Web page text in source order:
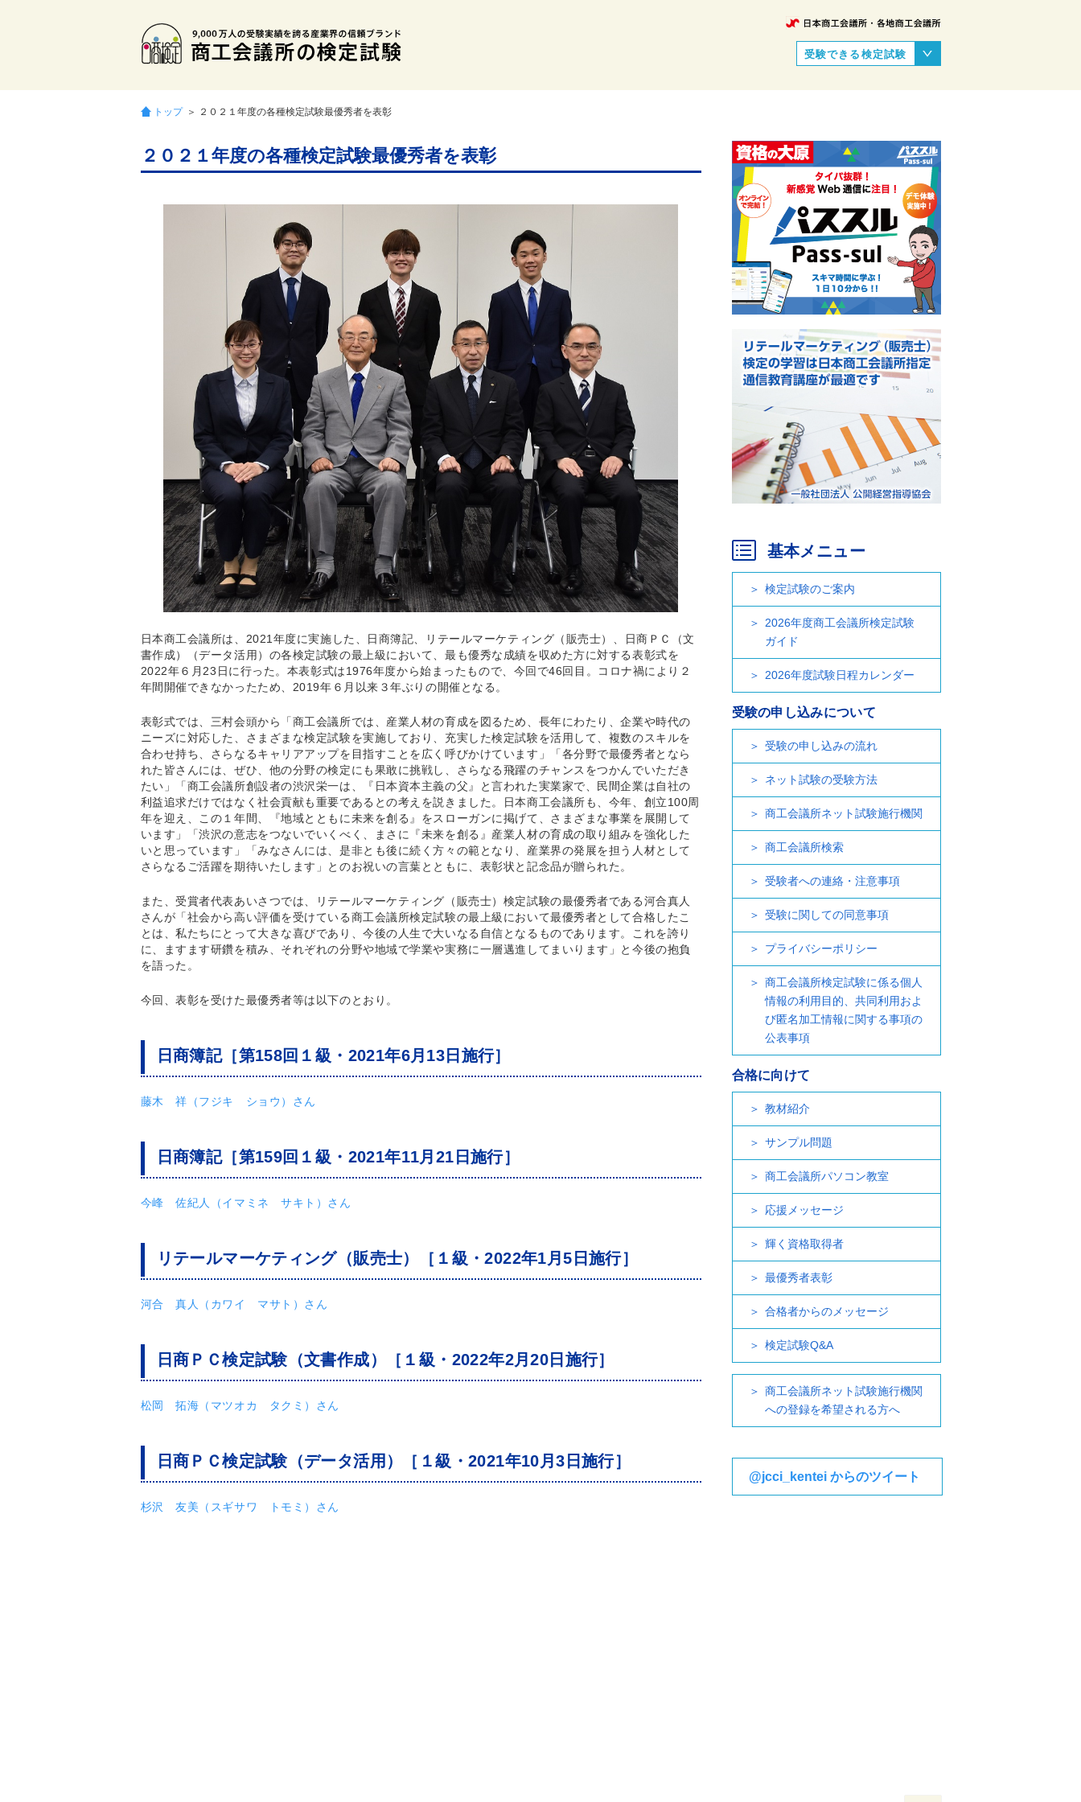
受験できる検定試験
トップ ＞ ２０２１年度の各種検定試験最優秀者を表彰
２０２１年度の各種検定試験最優秀者を表彰
日本商工会議所は、2021年度に実施した、日商簿記、リテールマーケティング（販売士）、日商ＰＣ（文
書作成）（データ活用）の各検定試験の最上級において、最も優秀な成績を収めた方に対する表彰式を
2022年６月23日に行った。本表彰式は1976年度から始まったもので、今回で46回目。コロナ禍により２
年間開催できなかったため、2019年６月以来３年ぶりの開催となる。
表彰式では、三村会頭から「商工会議所では、産業人材の育成を図るため、長年にわたり、企業や時代の
ニーズに対応した、さまざまな検定試験を実施しており、充実した検定試験を活用して、複数のスキルを
合わせ持ち、さらなるキャリアアップを目指すことを広く呼びかけています」「各分野で最優秀者となら
れた皆さんには、ぜひ、他の分野の検定にも果敢に挑戦し、さらなる飛躍のチャンスをつかんでいただき
たい」「商工会議所創設者の渋沢栄一は、『日本資本主義の父』と言われた実業家で、民間企業は自社の
利益追求だけではなく社会貢献も重要であるとの考えを説きました。日本商工会議所も、今年、創立100周
年を迎え、この１年間、『地域とともに未来を創る』をスローガンに掲げて、さまざまな事業を展開して
います」「渋沢の意志をつないでいくべく、まさに『未来を創る』産業人材の育成の取り組みを強化した
いと思っています」「みなさんには、是非とも後に続く方々の範となり、産業界の発展を担う人材として
さらなるご活躍を期待いたします」とのお祝いの言葉とともに、表彰状と記念品が贈られた。
また、受賞者代表あいさつでは、リテールマーケティング（販売士）検定試験の最優秀者である河合真人
さんが「社会から高い評価を受けている商工会議所検定試験の最上級において最優秀者として合格したこ
とは、私たちにとって大きな喜びであり、今後の人生で大いなる自信となるものであります。これを誇り
に、ますます研鑽を積み、それぞれの分野や地域で学業や実務に一層邁進してまいります」と今後の抱負
を語った。
今回、表彰を受けた最優秀者等は以下のとおり。
日商簿記［第158回１級・2021年6月13日施行］
藤木 祥（フジキ ショウ）さん
日商簿記［第159回１級・2021年11月21日施行］
今峰 佐紀人（イマミネ サキト）さん
リテールマーケティング（販売士）［１級・2022年1月5日施行］
河合 真人（カワイ マサト）さん
日商ＰＣ検定試験（文書作成）［１級・2022年2月20日施行］
松岡 拓海（マツオカ タクミ）さん
日商ＰＣ検定試験（データ活用）［１級・2021年10月3日施行］
杉沢 友美（スギサワ トモミ）さん
基本メニュー
検定試験のご案内
2026年度商工会議所検定試験
ガイド
2026年度試験日程カレンダー
受験の申し込みについて
受験の申し込みの流れ
ネット試験の受験方法
商工会議所ネット試験施行機関
商工会議所検索
受験者への連絡・注意事項
受験に関しての同意事項
プライバシーポリシー
商工会議所検定試験に係る個人
情報の利用目的、共同利用およ
び匿名加工情報に関する事項の
公表事項
合格に向けて
教材紹介
サンプル問題
商工会議所パソコン教室
応援メッセージ
輝く資格取得者
最優秀者表彰
合格者からのメッセージ
検定試験Q&A
商工会議所ネット試験施行機関
への登録を希望される方へ
@jcci_kentei からのツイート